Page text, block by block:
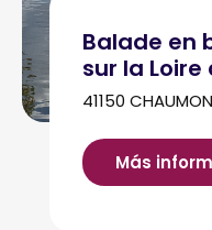
Balade en
sur la
41150
Más